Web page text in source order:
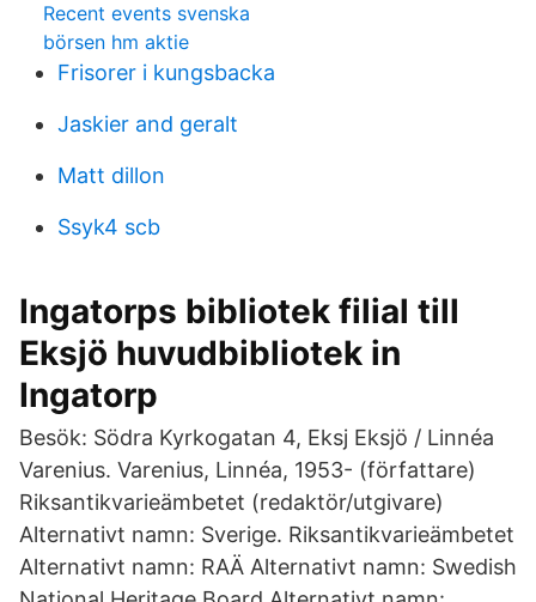
Recent events svenska
börsen hm aktie
Frisorer i kungsbacka
Jaskier and geralt
Matt dillon
Ssyk4 scb
Ingatorps bibliotek filial till
Eksjö huvudbibliotek in
Ingatorp
Besök: Södra Kyrkogatan 4, Eksj Eksjö / Linnéa
Varenius. Varenius, Linnéa, 1953- (författare)
Riksantikvarieämbetet (redaktör/utgivare)
Alternativt namn: Sverige. Riksantikvarieämbetet
Alternativt namn: RAÄ Alternativt namn: Swedish